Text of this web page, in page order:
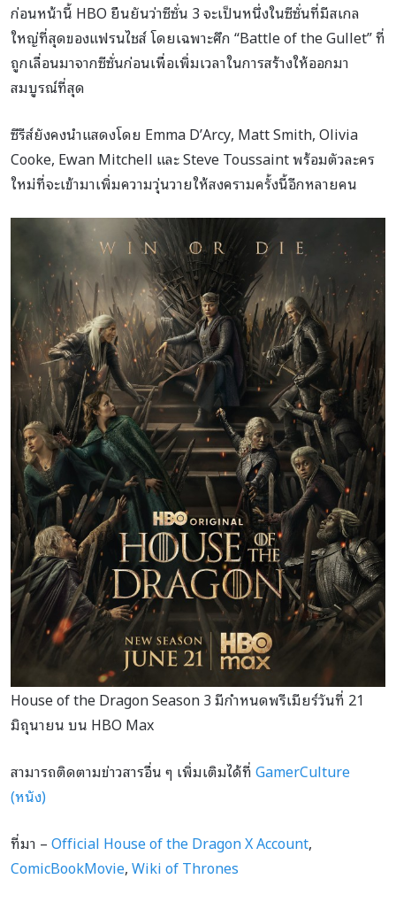
ก่อนหน้านี้ HBO ยืนยันว่าซีซั่น 3 จะเป็นหนึ่งในซีซั่นที่มีสเกล
ใหญ่ที่สุดของแฟรนไชส์ โดยเฉพาะศึก “Battle of the Gullet” ที่
ถูกเลื่อนมาจากซีซั่นก่อนเพื่อเพิ่มเวลาในการสร้างให้ออกมา
สมบูรณ์ที่สุด
ซีรีส์ยังคงนำแสดงโดย Emma D’Arcy, Matt Smith, Olivia
Cooke, Ewan Mitchell และ Steve Toussaint พร้อมตัวละคร
ใหม่ที่จะเข้ามาเพิ่มความวุ่นวายให้สงครามครั้งนี้อีกหลายคน
House of the Dragon Season 3 มีกำหนดพรีเมียร์วันที่ 21
มิถุนายน บน HBO Max
สามารถติดตามข่าวสารอื่น ๆ เพิ่มเติมได้ที่GamerCulture
(หนัง)
ที่มา –Official House of the Dragon X Account,
ComicBookMovie,Wiki of Thrones